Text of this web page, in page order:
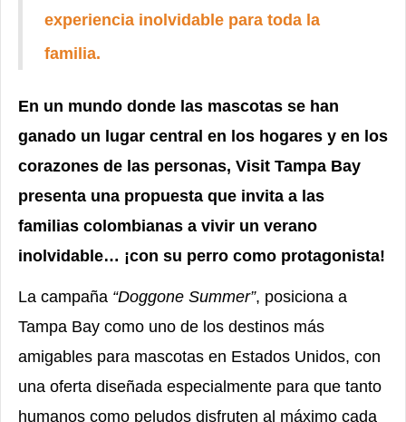
experiencia inolvidable para toda la
familia.
En un mundo donde las mascotas se han
ganado un lugar central en los hogares y en los
corazones de las personas, Visit Tampa Bay
presenta una propuesta que invita a las
familias colombianas a vivir un verano
inolvidable… ¡con su perro como protagonista!
La campaña “Doggone Summer”, posiciona a
Tampa Bay como uno de los destinos más
amigables para mascotas en Estados Unidos, con
una oferta diseñada especialmente para que tanto
humanos como peludos disfruten al máximo cada